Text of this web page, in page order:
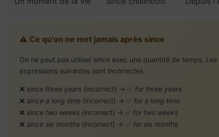
⚠️ Ce qu'on ne met jamais après since
On ne peut pas utiliser since avec une quantité de temps. Les
expressions suivantes sont incorrectes :
❌ since three years (incorrect) → ✅ for three years
❌ since a long time (incorrect) → ✅ for a long time
❌ since two weeks (incorrect) → ✅ for two weeks
❌ since six months (incorrect) → ✅ for six months